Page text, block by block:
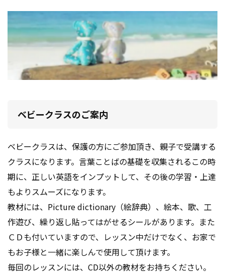
ベビークラスのご案内
ベビークラスは、保護の方にご参加頂き、親子で受講する
クラスになります。言葉ことばの基礎を収集されるこの時
期に、正しい英語をインプットして、その後の学習・上達
もよりスムーズになります。
教材には、Picture dictionary（絵辞典）、絵本、歌、工
作遊び、繰り返し貼ってはがせるシールがあります。また
ＣＤも付いていますので、レッスン中だけでなく、お家で
もお子様と一緒に楽しんで使用して頂けます。
毎回のレッスンには、CD以外の教材をお持ちください。